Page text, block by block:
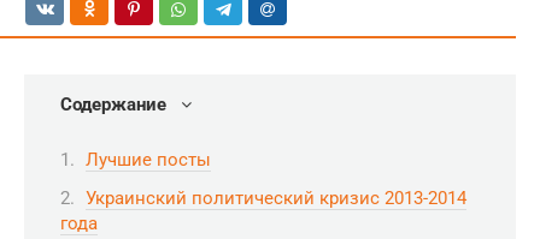
Содержание
Лучшие посты
Украинский политический кризис 2013-2014
года